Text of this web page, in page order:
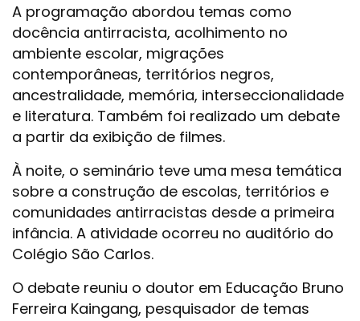
A programação abordou temas como
docência antirracista, acolhimento no
ambiente escolar, migrações
contemporâneas, territórios negros,
ancestralidade, memória, interseccionalidade
e literatura. Também foi realizado um debate
a partir da exibição de filmes.
À noite, o seminário teve uma mesa temática
sobre a construção de escolas, territórios e
comunidades antirracistas desde a primeira
infância. A atividade ocorreu no auditório do
Colégio São Carlos.
O debate reuniu o doutor em Educação Bruno
Ferreira Kaingang, pesquisador de temas